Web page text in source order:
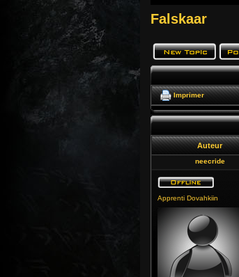
Falskaar
Imprimer
Auteur
neecride
Apprenti Dovahkiin